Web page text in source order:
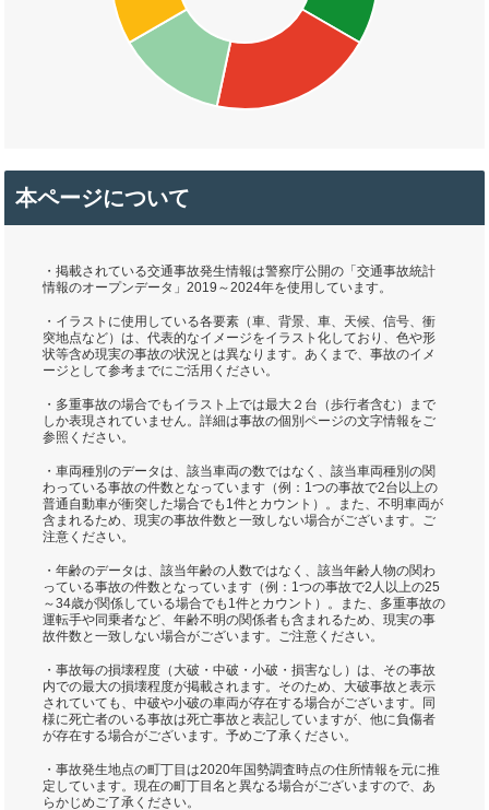
本ページについて
・掲載されている交通事故発生情報は警察庁公開の「交通事故統計
情報のオープンデータ」2019～2024年を使用しています。
・イラストに使用している各要素（車、背景、車、天候、信号、衝
突地点など）は、代表的なイメージをイラスト化しており、色や形
状等含め現実の事故の状況とは異なります。あくまで、事故のイメ
ージとして参考までにご活用ください。
・多重事故の場合でもイラスト上では最大２台（歩行者含む）まで
しか表現されていません。詳細は事故の個別ページの文字情報をご
参照ください。
・車両種別のデータは、該当車両の数ではなく、該当車両種別の関
わっている事故の件数となっています（例：1つの事故で2台以上の
普通自動車が衝突した場合でも1件とカウント）。また、不明車両が
含まれるため、現実の事故件数と一致しない場合がございます。ご
注意ください。
・年齢のデータは、該当年齢の人数ではなく、該当年齢人物の関わ
っている事故の件数となっています（例：1つの事故で2人以上の25
～34歳が関係している場合でも1件とカウント）。また、多重事故の
運転手や同乗者など、年齢不明の関係者も含まれるため、現実の事
故件数と一致しない場合がございます。ご注意ください。
・事故毎の損壊程度（大破・中破・小破・損害なし）は、その事故
内での最大の損壊程度が掲載されます。そのため、大破事故と表示
されていても、中破や小破の車両が存在する場合がございます。同
様に死亡者のいる事故は死亡事故と表記していますが、他に負傷者
が存在する場合がございます。予めご了承ください。
・事故発生地点の町丁目は2020年国勢調査時点の住所情報を元に推
定しています。現在の町丁目名と異なる場合がございますので、あ
らかじめご了承ください。